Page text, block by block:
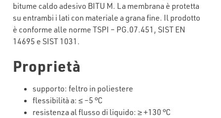
bitume caldo adesivo BITU M. La membrana è protetta
su entrambi i lati con materiale a grana fine. Il prodotto
è conforme alle norme TSPI – PG.07.451, SIST EN
14695 e SIST 1031.
Proprietà
supporto:feltro in poliestere
flessibilità a: ≤ –5 °C
resistenza al flusso di liquido: ≥ +1 30 °C